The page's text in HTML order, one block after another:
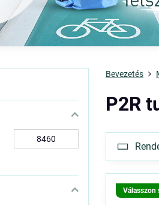
Bevezetés
P2R
Válasszon
ig: